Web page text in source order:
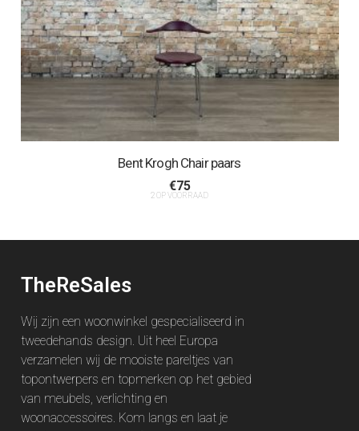
Bent Krogh Chair paars
€75
2 OP VOORRAAD
TheReSales
Wij zijn een woonwinkel gespecialiseerd in
tweedehands design. Uit heel Europa
verzamelen wij de mooiste pareltjes van
topontwerpers en topmerken op het gebied
van meubels, verlichting en
woonaccessoires. Kom langs en laat je